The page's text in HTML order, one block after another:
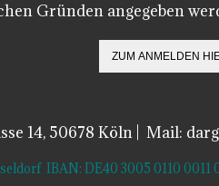
Gründen angegeben
14, 50678 Köln | Mail:
IBAN: DE40 3005 0110